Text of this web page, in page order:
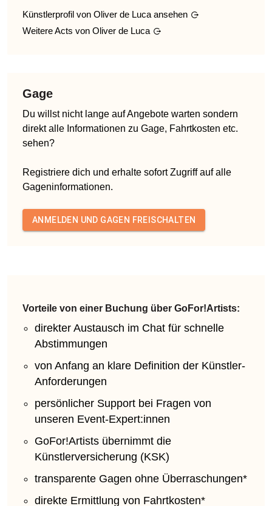
Künstlerprofil von Oliver de Luca ansehen
Weitere Acts von Oliver de Luca
Gage
Du willst nicht lange auf Angebote warten sondern
direkt alle Informationen zu Gage, Fahrtkosten etc.
sehen?
Registriere dich und erhalte sofort Zugriff auf alle
Gageninformationen.
ANMELDEN UND GAGEN FREISCHALTEN
Vorteile von einer Buchung über GoFor!Artists:
direkter Austausch im Chat für schnelle
Abstimmungen
von Anfang an klare Definition der Künstler-
Anforderungen
persönlicher Support bei Fragen von
unseren Event-Expert:innen
GoFor!Artists übernimmt die
Künstlerversicherung (KSK)
transparente Gagen ohne Überraschungen*
direkte Ermittlung von Fahrtkosten*